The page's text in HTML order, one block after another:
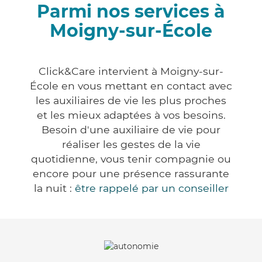
Parmi nos services à
Moigny-sur-École
Click&Care intervient à Moigny-sur-
École en vous mettant en contact avec
les auxiliaires de vie les plus proches
et les mieux adaptées à vos besoins.
Besoin d'une auxiliaire de vie pour
réaliser les gestes de la vie
quotidienne, vous tenir compagnie ou
encore pour une présence rassurante
la nuit : être rappelé par un conseiller